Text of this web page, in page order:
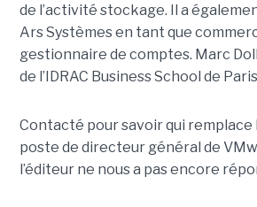
de l’activité stockage. Il a
Ars Systèmes en tant que
gestionnaire de comptes. Marc
de l’IDRAC Business School de
Contacté pour savoir qui remplace
poste de directeur général de
l’éditeur ne nous a pas encore